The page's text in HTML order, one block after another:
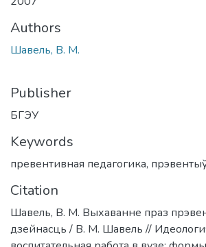
Authors
Шавель, В. М.
Publisher
БГЭУ
Keywords
превентивная педагогика,
Citation
Шавель, В. М. Выхаванне праз
дзейнасць / В. М. Шавель //